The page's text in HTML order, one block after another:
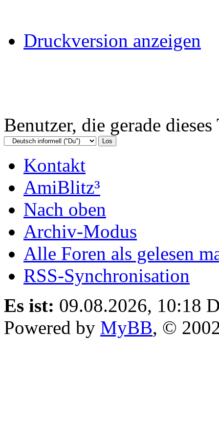
Druckversion anzeigen
Benutzer, die gerade
Kontakt
AmiBlitz³
Nach oben
Archiv-Modus
Alle Foren als gelesen
RSS-Synchronisation
Es ist: 09.08.2026, 10:18
Powered by MyBB, ©